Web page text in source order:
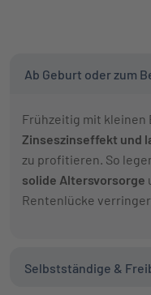
Ab Geburt oder zum
Frühzeitig mit kleinen
Zinseszinseffekt und
zu profitieren. So
solide Altersvorsorge
Rentenlücke
Selbstständige &